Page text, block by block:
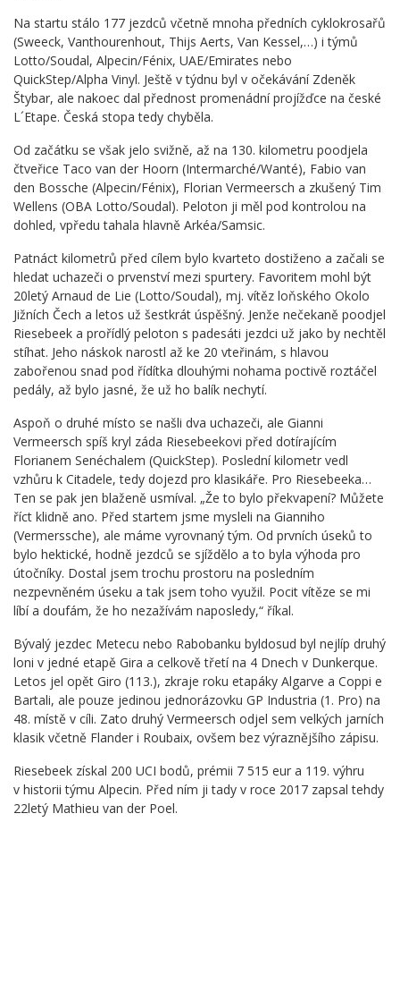
Na startu stálo 177 jezdců včetně mnoha předních cyklokrosařů
(Sweeck, Vanthourenhout, Thijs Aerts, Van Kessel,…) itýmů
Lotto/Soudal, Alpecin/Fénix, UAE/Emirates nebo
QuickStep/Alpha Vinyl. Ještě v týdnu byl v očekávání Zdeněk
Štybar, ale nakoec dal přednost promenádní projížďce na české
L´Etape. Česká stopa tedy chyběla.
Od začátku se však jelo svižně, až na 130. kilometru poodjela
čtveřice Taco van der Hoorn (Intermarché/Wanté), Fabio van
den Bossche (Alpecin/Fénix), Florian Vermeersch a zkušený Tim
Wellens (OBA Lotto/Soudal). Peloton ji měl pod kontrolou na
dohled, vpředu tahala hlavně Arkéa/Samsic.
Patnáct kilometrů před cílem bylo kvarteto dostiženo a začali se
hledat uchazeči o prvenství mezi spurtery. Favoritem mohl být
20letý Arnaud de Lie (Lotto/Soudal), mj. vítěz loňského Okolo
Jižních Čech a letos už šestkrát úspěšný. Jenže nečekaně poodjel
Riesebeek a prořídlý peloton s padesáti jezdci už jako by nechtěl
stíhat. Jeho náskok narostl až ke 20 vteřinám, s hlavou
zabořenou snad pod řídítka dlouhými nohama poctivě roztáčel
pedály, až bylo jasné, že už ho balík nechytí.
Aspoň o druhé místo se našli dva uchazeči, ale Gianni
Vermeersch spíš kryl záda Riesebeekovi před dotírajícím
Florianem Senéchalem (QuickStep). Poslední kilometr vedl
vzhůru k Citadele, tedy dojezd pro klasikáře. Pro Riesebeeka…
Ten se pak jen blaženě usmíval. „Že to bylo překvapení? Můžete
říct klidně ano. Před startem jsme mysleli na Gianniho
(Vermerssche), ale máme vyrovnaný tým. Od prvních úseků to
bylo hektické, hodně jezdců se sjíždělo a to byla výhoda pro
útočníky. Dostal jsem trochu prostoru na posledním
nezpevněném úseku a tak jsem toho využil. Pocit vítěze se mi
líbí a doufám, že ho nezažívám naposledy,“ říkal.
Bývalý jezdec Metecu nebo Rabobanku byldosud byl nejlíp druhý
loni v jedné etapě Gira a celkově třetí na 4 Dnech v Dunkerque.
Letos jel opět Giro (113.), zkraje roku etapáky Algarve a Coppi e
Bartali, ale pouze jedinou jednorázovku GP Industria (1. Pro) na
48. místě v cíli. Zato druhý Vermeersch odjel sem velkých jarních
klasik včetně Flander i Roubaix, ovšem bez výraznějšího zápisu.
Riesebeek získal 200 UCI bodů, prémii 7 515 eur a 119. výhru
v historii týmu Alpecin. Před ním ji tady v roce 2017 zapsal tehdy
22letý Mathieu van der Poel.